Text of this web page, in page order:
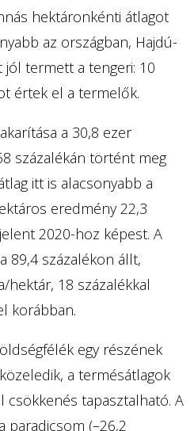
hektáronkénti átlagot
az országban, Hajdú-
jól termett a tengeri: 10
értek el a termelők.
a 30,8 ezer
százalékán történt meg
itt is alacsonyabb a
eredmény 22,3
2020-hoz képest. A
89,4 százalékon állt,
hektár, 18 százalékkal
korábban.
egy részének
a termésátlagok
tapasztalható. A
paradicsom (–26,2